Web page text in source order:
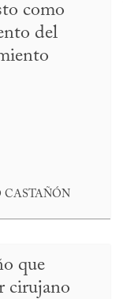
como
del
que
cirujano